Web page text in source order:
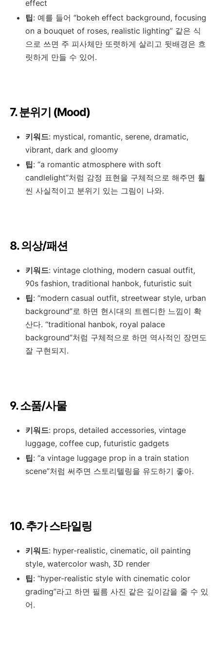
effect
팁: 예를 들어 “bokeh effect background, focusing
on a bouquet of roses, realistic lighting” 같은 식
으로 쓰면 주 피사체만 또렷하게 살리고 뒷배경은 흐
릿하게 만들 수 있어.
7. 분위기 (Mood)
키워드: mystical, romantic, serene, dramatic,
vibrant, dark and gloomy
팁: “a romantic atmosphere with soft
candlelight”처럼 감정 표현을 구체적으로 해주면 훨
씬 사실적이고 분위기 있는 그림이 나와.
8. 의상/패션
키워드: vintage clothing, modern casual outfit,
90s fashion, traditional hanbok, futuristic suit
팁: “modern casual outfit, streetwear style, urban
background”로 하면 현시대의 트렌디한 느낌이 확
산다. “traditional hanbok, royal palace
background”처럼 구체적으로 하면 역사적인 장면도
잘 구현되지.
9. 소품/사물
키워드: props, detailed accessories, vintage
luggage, coffee cup, futuristic gadgets
팁: “a vintage luggage prop in a train station
scene”처럼 써주면 스토리텔링을 유도하기 좋아.
10. 추가 스타일링
키워드: hyper-realistic, cinematic, oil painting
style, watercolor wash, 3D render
팁: “hyper-realistic style with cinematic color
grading”라고 하면 필름 사진 같은 깊이감을 줄 수 있
어.